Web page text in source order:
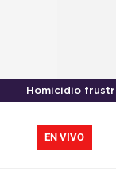
Homicidio
EN VIVO